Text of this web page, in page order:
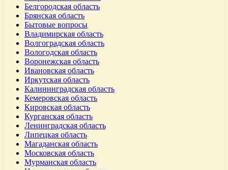
Белгородская область
Брянская область
Бытовые вопросы
Владимирская область
Волгоградская область
Вологодская область
Воронежская область
Ивановская область
Иркутская область
Калининградская область
Кемеровская область
Кировская область
Курганская область
Ленинградская область
Липецкая область
Магаданская область
Московская область
Мурманская область